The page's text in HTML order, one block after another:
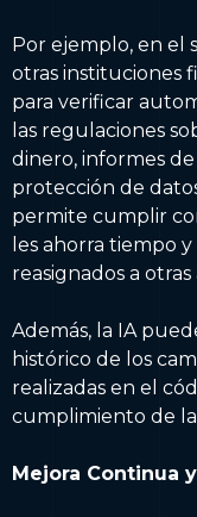
Por ejemplo, en el
otras instituciones
para verificar
las regulaciones
dinero, informes de
protección de
permite cumplir
les ahorra tiempo
reasignados a
Además, la IA
histórico de los
realizadas en el
cumplimiento de
Mejora Continua